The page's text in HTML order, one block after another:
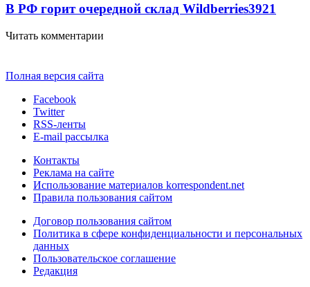
В РФ горит очередной склад Wildberries3921
Читать комментарии
Полная версия сайта
Facebook
Twitter
RSS-ленты
E-mail рассылка
Контакты
Реклама на сайте
Использование материалов korrespondent.net
Правила пользования сайтом
Договор пользования сайтом
Политика в сфере конфиденциальности и персональных
данных
Пользовательское соглашение
Редакция